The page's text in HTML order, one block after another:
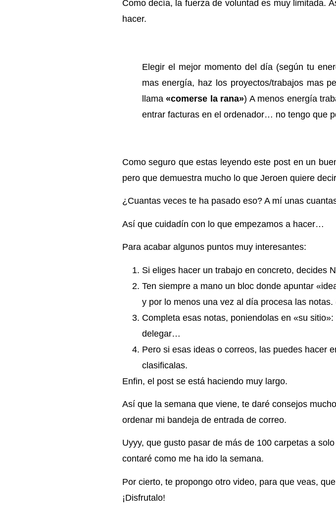
Como decía, la fuerza de voluntad es muy limitada.
hacer.
Elegir el mejor momento del día (según tu
mas energía, haz los proyectos/trabajos mas
llama«comerse la rana») A menos energía
entrar facturas en el ordenador… no tengo que
Como seguro que estas leyendo este post en un
pero que demuestra mucho lo que Jeroen quiere
¿Cuantas veces te ha pasado eso? A mí unas
Así que cuidadín con lo que empezamos a hacer…
Para acabar algunos puntos muy interesantes:
Si eliges hacer un trabajo en concreto, decides
Ten siempre a mano un bloc donde apuntar
y por lo menos una vez al día procesa las notas.
Completa esas notas, poniendolas en «su
delegar…
Pero si esas ideas o correos, las puedes hacer
clasificalas.
Enfin, el post se está haciendo muy largo.
Así que la semana que viene, te daré consejos
ordenar mi bandeja de entrada de correo.
Uyyy, que gusto pasar de más de 100 carpetas a
contaré como me ha ido la semana.
Por cierto, te propongo otro video, para que veas,
¡Disfrutalo!